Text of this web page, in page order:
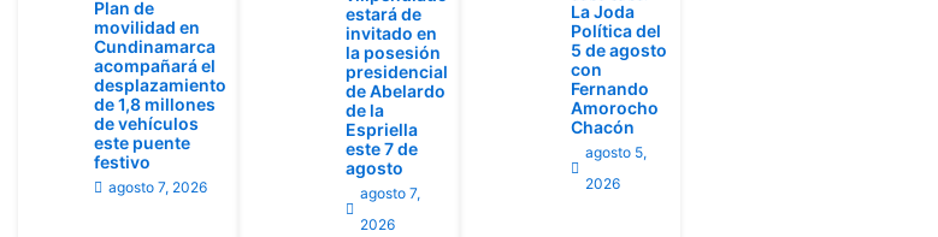
Plan de
movilidad en
Cundinamarca
acompañará el
desplazamiento
de 1,8 millones
de vehículos
este puente
festivo
agosto 7, 2026
estará de
invitado en
la posesión
presidencial
de Abelardo
de la
Espriella
este 7 de
agosto
agosto 7,
2026
La Joda
Política del
5 de agosto
con
Fernando
Amorocho
Chacón
agosto 5,
2026